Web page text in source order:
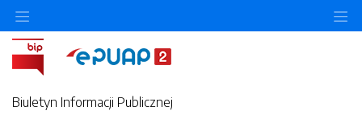
Biuletyn Informacji Publicznej